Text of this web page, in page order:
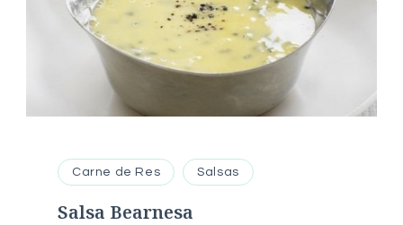
Carne de Res Salsas
Salsa Bearnesa